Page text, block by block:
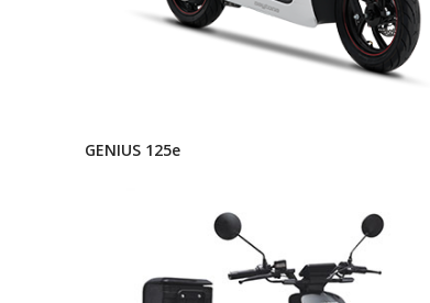
GENIUS 125e